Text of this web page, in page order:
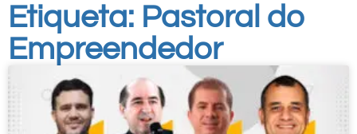
Etiqueta: Pastoral do
Empreendedor